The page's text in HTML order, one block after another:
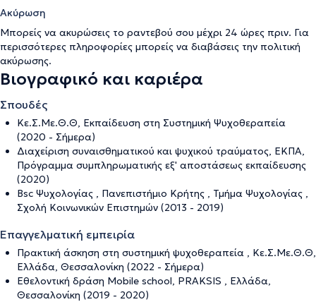
Ακύρωση
Μπορείς να ακυρώσεις το ραντεβού σου μέχρι 24 ώρες πριν. Για
περισσότερες πληροφορίες μπορείς να διαβάσεις την πολιτική
ακύρωσης.
Βιογραφικό και καριέρα
Σπουδές
Κε.Σ.Με.Θ.Θ, Εκπαίδευση στη Συστημική Ψυχοθεραπεία
(2020 - Σήμερα)
Διαχείριση συναισθηματικού και ψυχικού τραύματος, ΕΚΠΑ,
Πρόγραμμα συμπληρωματικής εξ' αποστάσεως εκπαίδευσης
(2020)
Bsc Ψυχολογίας , Πανεπιστήμιο Κρήτης , Τμήμα Ψυχολογίας ,
Σχολή Κοινωνικών Επιστημών (2013 - 2019)
Επαγγελματική εμπειρία
Πρακτική άσκηση στη συστημική ψυχοθεραπεία , Κε.Σ.Με.Θ.Θ,
Ελλάδα, Θεσσαλονίκη (2022 - Σήμερα)
Εθελοντική δράση Mobile school, PRAKSIS , Ελλάδα,
Θεσσαλονίκη (2019 - 2020)